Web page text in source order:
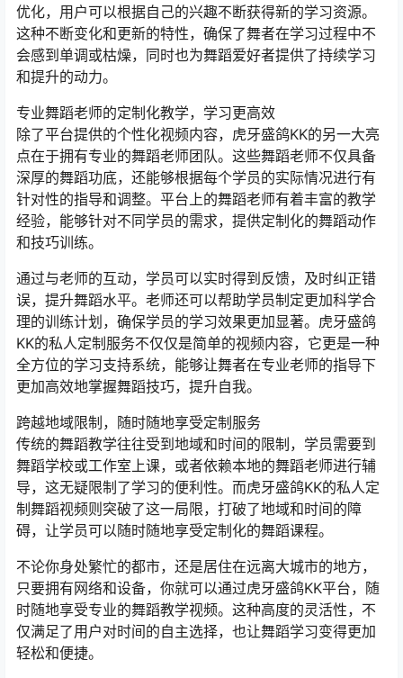
优化，用户可以根据自己的兴趣不断获得新的学习资源。
这种不断变化和更新的特性，确保了舞者在学习过程中不
会感到单调或枯燥，同时也为舞蹈爱好者提供了持续学习
和提升的动力。
专业舞蹈老师的定制化教学，学习更高效
除了平台提供的个性化视频内容，虎牙盛鸽KK的另一大亮
点在于拥有专业的舞蹈老师团队。这些舞蹈老师不仅具备
深厚的舞蹈功底，还能够根据每个学员的实际情况进行有
针对性的指导和调整。平台上的舞蹈老师有着丰富的教学
经验，能够针对不同学员的需求，提供定制化的舞蹈动作
和技巧训练。
通过与老师的互动，学员可以实时得到反馈，及时纠正错
误，提升舞蹈水平。老师还可以帮助学员制定更加科学合
理的训练计划，确保学员的学习效果更加显著。虎牙盛鸽
KK的私人定制服务不仅仅是简单的视频内容，它更是一种
全方位的学习支持系统，能够让舞者在专业老师的指导下
更加高效地掌握舞蹈技巧，提升自我。
跨越地域限制，随时随地享受定制服务
传统的舞蹈教学往往受到地域和时间的限制，学员需要到
舞蹈学校或工作室上课，或者依赖本地的舞蹈老师进行辅
导，这无疑限制了学习的便利性。而虎牙盛鸽KK的私人定
制舞蹈视频则突破了这一局限，打破了地域和时间的障
碍，让学员可以随时随地享受定制化的舞蹈课程。
不论你身处繁忙的都市，还是居住在远离大城市的地方，
只要拥有网络和设备，你就可以通过虎牙盛鸽KK平台，随
时随地享受专业的舞蹈教学视频。这种高度的灵活性，不
仅满足了用户对时间的自主选择，也让舞蹈学习变得更加
轻松和便捷。